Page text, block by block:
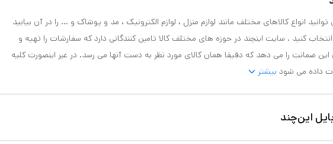
انواع کالاهای مختلف مانند لوازم منزل ، لوازم الکترونیک ، مد و پوشاک و ... را در آن بیابید
کنید . سایت اینچند در حوزه های مختلف کالا تامین کنندگانی دارد که سفارشات را تهیه و
این ضمانت را می دهد که دقیقا همان کالای مورد نظر به دست آنها می رسد. در غیر اینصورت کلیه
داده می شود بیشتر
این‌چند